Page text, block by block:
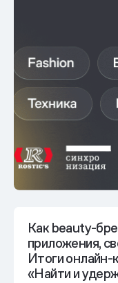
Как beauty-
приложения,
Итоги
«Найти и